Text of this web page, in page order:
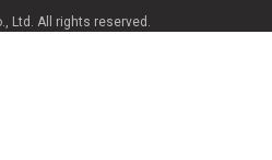
Ltd. All rights reserved.